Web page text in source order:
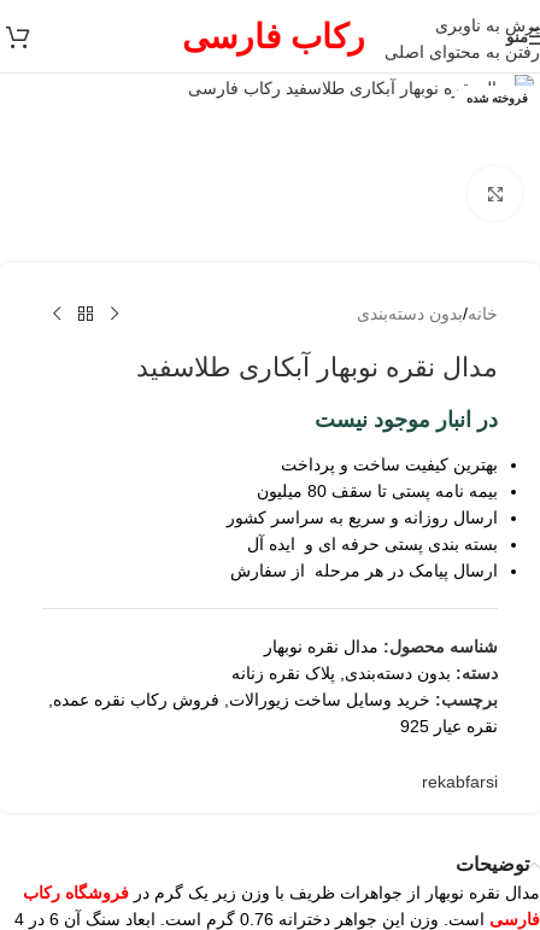
پرش به ناوبری
رفتن به محتوای اصلی
منو رکاب فارسی
فروخته شده
خانه/بدون دسته‌بندی
مدال نقره نوبهار آبکاری طلاسفید
در انبار موجود نیست
بهترین کیفیت ساخت و پرداخت
بیمه نامه پستی تا سقف 80 میلیون
ارسال روزانه و سریع به سراسر کشور
بسته بندی پستی حرفه ای و ایده آل
ارسال پیامک در هر مرحله از سفارش
شناسه محصول: مدال نقره نوبهار
دسته: بدون دسته‌بندی
پلاک نقره زنانه
برچسب: خرید وسایل ساخت زیورالات فروش رکاب نقره عمده
نقره عیار 925
rekabfarsi
توضیحات
مدال نقره نوبهار از جواهرات ظریف با وزن زیر یک گرم در فروشگاه رکاب
فارسی
است. وزن این جواهر دخترانه 0.76 گرم است. ابعاد سنگ آن 6 در 4